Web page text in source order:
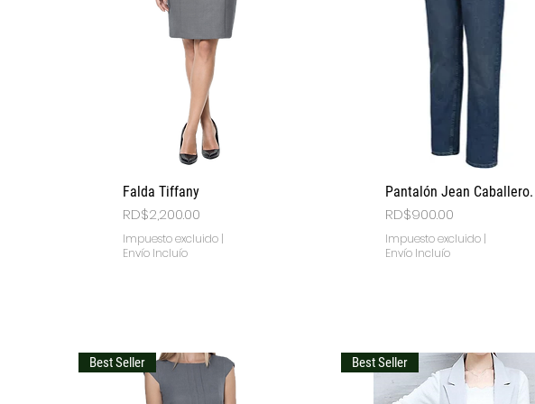
Vista rápida
Falda Tiffany
Precio
RD$2,200.00
Impuesto excluido|
Envío Incluío
Vista rápida
Pantalón Jean Caballero.
Precio
RD$900.00
Impuesto excluido|
Envío Incluío
Best Seller Best Seller